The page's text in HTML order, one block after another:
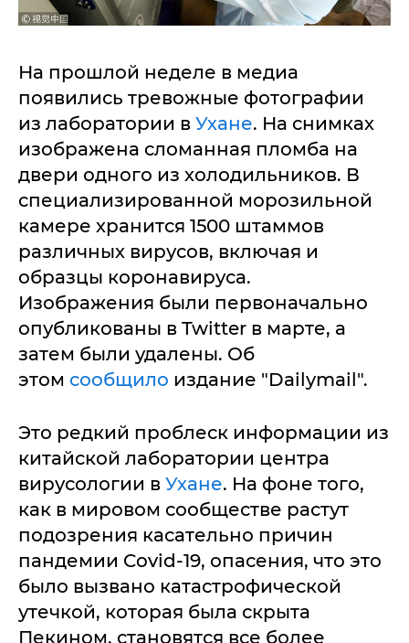
На прошлой неделе в медиа
появились тревожные фотографии
из лаборатории в Ухане. На снимках
изображена сломанная пломба на
двери одного из холодильников. В
специализированной морозильной
камере хранится 1500 штаммов
различных вирусов, включая и
образцы коронавируса.
Изображения были первоначально
опубликованы в Twitter в марте, а
затем были удалены. Об
этом сообщило издание "Dailymail".
Это редкий проблеск информации из
китайской лаборатории центра
вирусологии в Ухане. На фоне того,
как в мировом сообществе растут
подозрения касательно причин
пандемии Covid-19, опасения, что это
было вызвано катастрофической
утечкой, которая была скрыта
Пекином, становятся все более